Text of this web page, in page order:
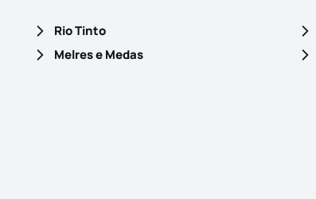
Rio Tinto
Melres e Medas